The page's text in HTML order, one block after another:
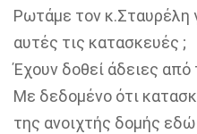
Ρωτάμε τον κ.Σταυρέλη
αυτές τις κατασκευές ;
Έχουν δοθεί άδειες από
Με δεδομένο ότι
της ανοιχτής δομής